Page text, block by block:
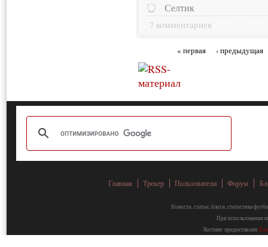
Селтик
7 комментариев
« первая ‹ предыдущая
Главная Трекер Пользователи Форум
Новости, статьи, блоги, статистика
При использовании
Хостинг предоставлен